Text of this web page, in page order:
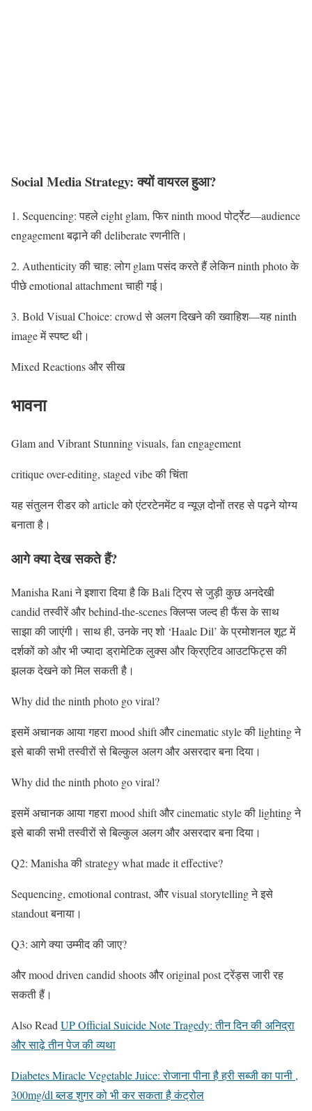
Social Media Strategy: क्यों वायरल हुआ?
1. Sequencing: पहले eight glam, फिर ninth mood पोर्ट्रेट—audience
engagement बढ़ाने की deliberate रणनीति।
2. Authenticity की चाह: लोग glam पसंद करते हैं लेकिन ninth photo के
पीछे emotional attachment चाही गई।
3. Bold Visual Choice: crowd से अलग दिखने की ख्वाहिश—यह ninth
image में स्पष्ट थी।
Mixed Reactions और सीख
भावना
Glam and Vibrant Stunning visuals, fan engagement
critique over-editing, staged vibe की चिंता
यह संतुलन रीडर को article को एंटरटेनमेंट व न्यूज़ दोनों तरह से पढ़ने योग्य
बनाता है।
आगे क्या देख सकते हैं?
Manisha Rani ने इशारा दिया है कि Bali ट्रिप से जुड़ी कुछ अनदेखी
candid तस्वीरें और behind‑the‑scenes क्लिप्स जल्द ही फैंस के साथ
साझा की जाएंगी। साथ ही, उनके नए शो ‘Haale Dil’ के प्रमोशनल शूट में
दर्शकों को और भी ज्यादा ड्रामेटिक लुक्स और क्रिएटिव आउटफिट्स की
झलक देखने को मिल सकती है।
Why did the ninth photo go viral?
इसमें अचानक आया गहरा mood shift और cinematic style की lighting ने
इसे बाकी सभी तस्वीरों से बिल्कुल अलग और असरदार बना दिया।
Why did the ninth photo go viral?
इसमें अचानक आया गहरा mood shift और cinematic style की lighting ने
इसे बाकी सभी तस्वीरों से बिल्कुल अलग और असरदार बना दिया।
Q2: Manisha की strategy what made it effective?
Sequencing, emotional contrast, और visual storytelling ने इसे
standout बनाया।
Q3: आगे क्या उम्मीद की जाए?
और mood driven candid shoots और original post ट्रेंड्स जारी रह
सकती हैं।
Also ReadUP Official Suicide Note Tragedy: तीन दिन की अनिद्रा
और साढ़े तीन पेज की व्यथा
Diabetes Miracle Vegetable Juice: रोजाना पीना है हरी सब्जी का पानी ,
300mg/dl ब्लड शुगर को भी कर सकता है कंट्रोल